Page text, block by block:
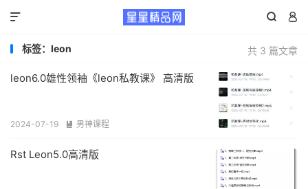
 

共 3 篇文章
标签：leon
leon6.0雄性领袖《leon私教课》 高清版
2024-07-19  男神课程
Rst Leon5.0高清版